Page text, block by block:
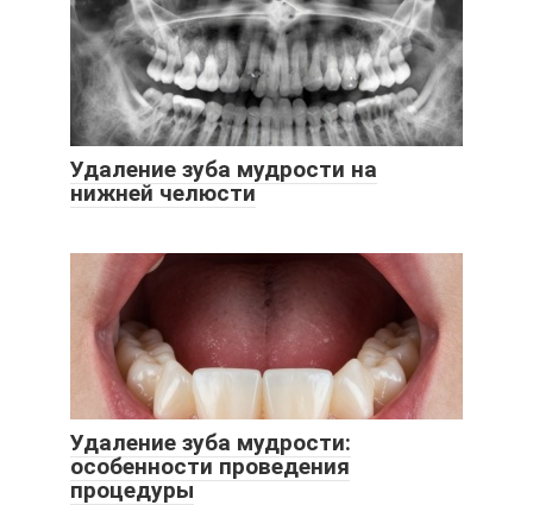
Удаление зуба мудрости на
нижней челюсти
Удаление зуба мудрости:
особенности проведения
процедуры